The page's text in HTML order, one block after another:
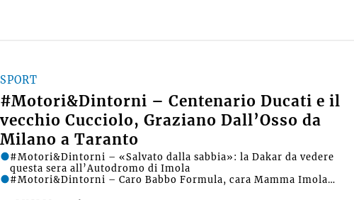
SPORT
#Motori&Dintorni – Centenario Ducati e il
vecchio Cucciolo, Graziano Dall’Osso da
Milano a Taranto